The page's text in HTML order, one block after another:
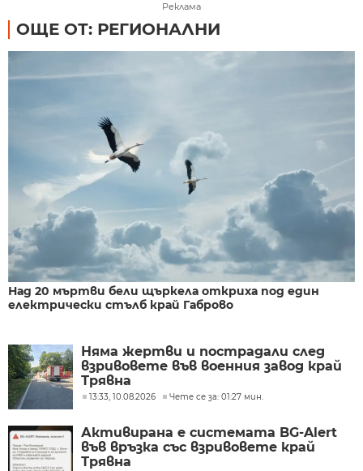
Реклама
ОЩЕ ОТ: РЕГИОНАЛНИ
Над 20 мъртви бели щъркела откриха под един
електрически стълб край Габрово
Няма жертви и пострадали след
взривовете във военния завод край
Трявна
13:33, 10.08.2026 Чете се за: 01:27 мин.
Активирана е системата BG-Alert
във връзка със взривовете край
Трявна